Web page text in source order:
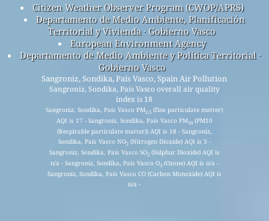
Citizen Weather Observer Program (CWOP/APRS)
Departamento de Medio Ambiente, Planificación
Territorial y Vivienda · Gobierno Vasco
European Environment Agency
Departamento de Medio Ambiente y Política Territorial ·
Gobierno Vasco
Sangroniz, Sondika, País Vasco, Spain Air Pollution
Sangroniz, Sondika, País Vasco overall air quality
index is 18
Sangroniz, Sondika, País Vasco PM2.5 (fine particulate matter)
AQI is 17 - Sangroniz, Sondika, País Vasco PM10(PM10
(Respirable particulate matter)) AQI is 18 - Sangroniz,
Sondika, País Vasco NO2(Nitrogen Dioxide) AQI is 3 -
Sangroniz, Sondika, País Vasco SO2(Sulphur Dioxide) AQI is
n/a - Sangroniz, Sondika, País Vasco O3(Ozone) AQI is n/a -
Sangroniz, Sondika, País Vasco CO (Carbon Monoxide) AQI is
n/a -